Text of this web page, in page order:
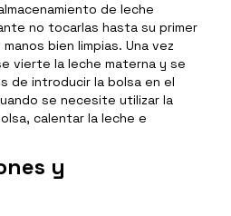
de leche
no tocarlas hasta su primer
bien limpias. Una vez
vierte la leche materna y se
de introducir la bolsa en el
se necesite utilizar la
calentar la leche e
y